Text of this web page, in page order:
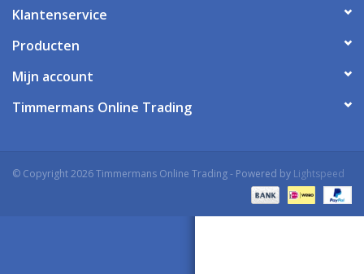
Klantenservice
Producten
Mijn account
Timmermans Online Trading
© Copyright 2026 Timmermans Online Trading - Powered by Lightspeed